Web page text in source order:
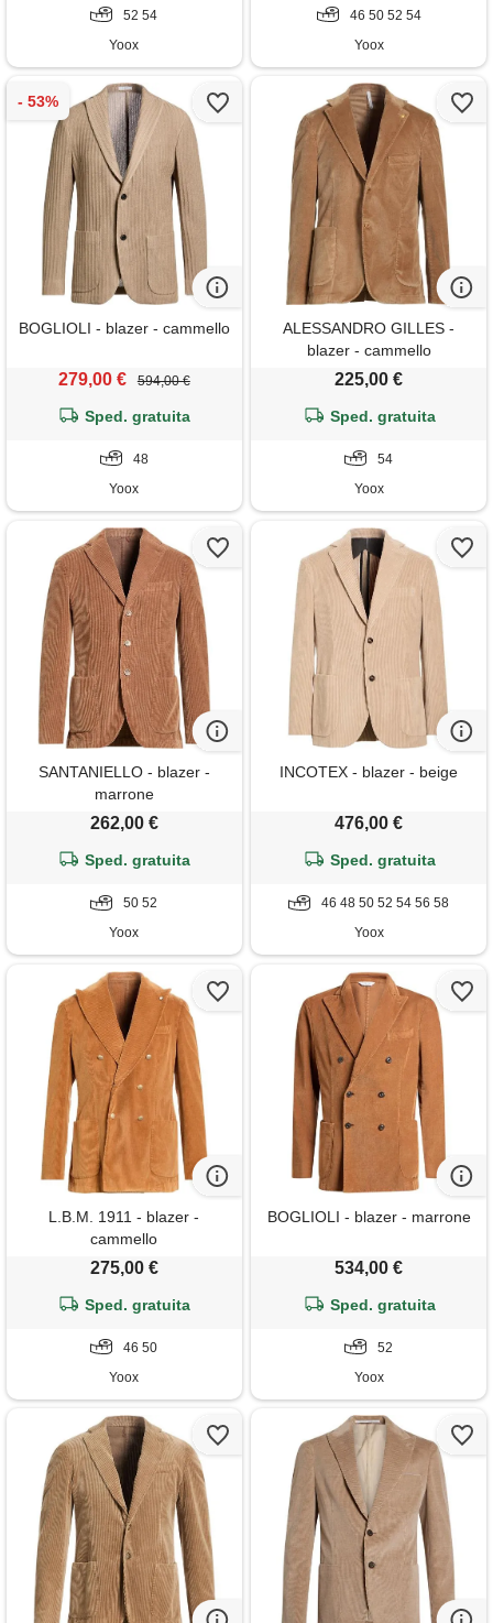
52 54
Yoox
46 50 52 54
Yoox
BOGLIOLI - blazer - cammello
279,00 € 594,00 €
Sped. gratuita
48
Yoox
ALESSANDRO GILLES -
blazer - cammello
225,00 €
Sped. gratuita
54
Yoox
SANTANIELLO - blazer -
marrone
262,00 €
Sped. gratuita
50 52
Yoox
INCOTEX - blazer - beige
476,00 €
Sped. gratuita
46 48 50 52 54 56 58
Yoox
L.B.M. 1911 - blazer -
cammello
275,00 €
Sped. gratuita
46 50
Yoox
BOGLIOLI - blazer - marrone
534,00 €
Sped. gratuita
52
Yoox